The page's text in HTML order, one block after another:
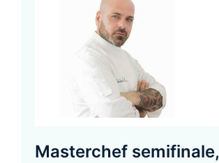
Masterchef semifinale,